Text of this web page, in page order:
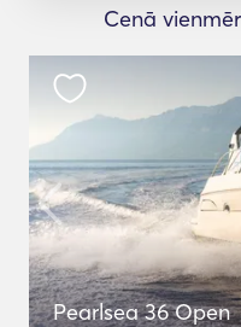
Cenā
Pearlsea 36 Open